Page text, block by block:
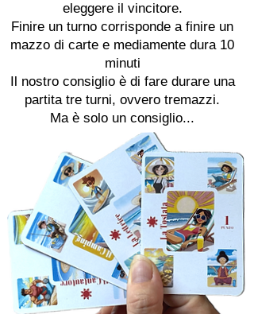
eleggere il vincitore.
Finire un turno corrisponde a finire un
mazzo di carte e mediamente dura 10
minuti
Il nostro consiglio è di fare durare una
partita tre turni, ovvero tremazzi.
Ma è solo un consiglio...